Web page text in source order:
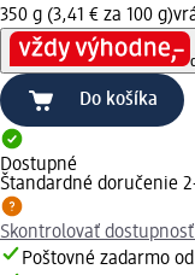
350 g (3,41 € za 100 g)
Do košíka
Dostupné
Štandardné doručenie
Skontrolovať
Poštovné zadarmo